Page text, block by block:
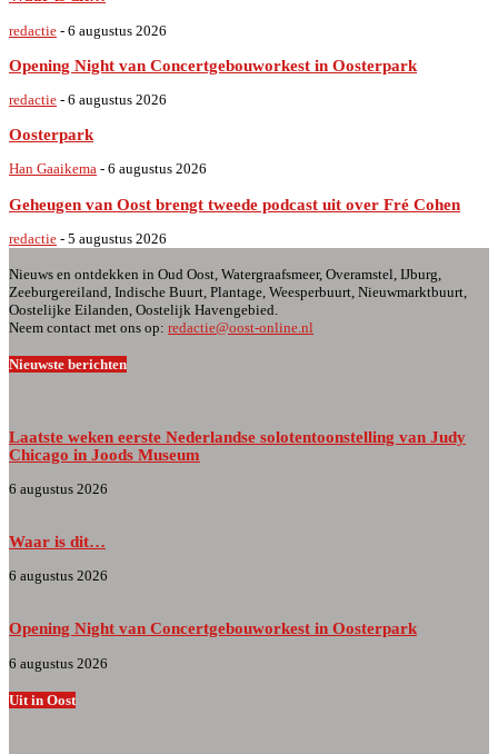
redactie - 6 augustus 2026
Opening Night van Concertgebouworkest in Oosterpark
redactie - 6 augustus 2026
Oosterpark
Han Gaaikema - 6 augustus 2026
Geheugen van Oost brengt tweede podcast uit over Fré Cohen
redactie - 5 augustus 2026
Nieuws en ontdekken in Oud Oost, Watergraafsmeer, Overamstel, IJburg,
Zeeburgereiland, Indische Buurt, Plantage, Weesperbuurt, Nieuwmarktbuurt,
Oostelijke Eilanden, Oostelijk Havengebied.
Neem contact met ons op: redactie@oost-online.nl
Nieuwste berichten
Laatste weken eerste Nederlandse solotentoonstelling van Judy
Chicago in Joods Museum
6 augustus 2026
Waar is dit…
6 augustus 2026
Opening Night van Concertgebouworkest in Oosterpark
6 augustus 2026
Uit in Oost